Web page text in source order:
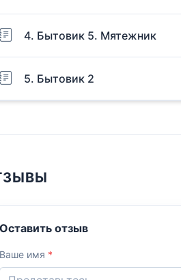
4. Бытовик 5. Мятежник
5. Бытовик 2
Оставить отзыв
Ваше имя *